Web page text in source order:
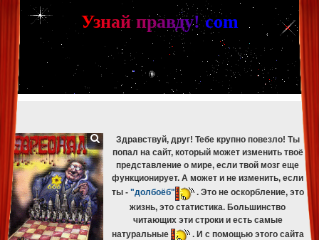
[phpBB Debug] PHP Warning : in file [ROOT]/phpbb/db/driver/mysqli.php
mysqli_fetch_assoc(): Couldn't fetch mysqli_result
[phpBB Debug] PHP Warning: in file[ROOT]/phpbb/db/driver/mysqli.php 329
mysqli_free_result(): Couldn't fetch mysqli_result
[phpBB Debug] PHP Warning
[ROOT]/phpbb/db/driver/mysqli.php on line 265
mysqli_fetch_assoc(): Couldn't fetch mysqli_result
[phpBB Debug] PHP Warning
: in file [ROOT]/phpbb/db/driver/mysqli.php on line329
mysqli_free_result(): Couldn't fetch mysqli_result
[phpBB Debug] PHP Warning: in file [ROOT]/phpbb/db/driver/mysqli.php on line 265
mysqli_fetch_assoc(): Couldn't fetch mysqli_result
[phpBB Debug] PHP Warning
[ROOT]/phpbb/db/driver/mysqli.php on line329:
mysqli_free_result(): Couldn't fetch mysqli_result
Узнай правду! com
Здравствуй, друг! Тебе крупно повезло! Ты
попал на сайт, который может изменить твоё
представление о мире, если твой мозг еще
функционирует. А может и не изменить, если
ты - "долбоёб"
. Это не оскорбление, это
жизнь, это статистика. Большинство
читающих эти строки и есть самые
натуральные
. И с помощью этого сайта